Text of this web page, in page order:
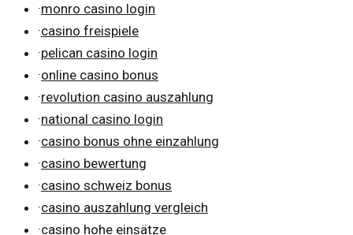
·monro casino login
·casino freispiele
·pelican casino login
·online casino bonus
·revolution casino auszahlung
·national casino login
·casino bonus ohne einzahlung
·casino bewertung
·casino schweiz bonus
·casino auszahlung vergleich
·casino hohe einsätze